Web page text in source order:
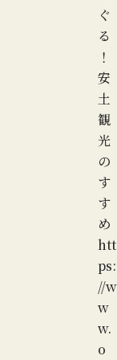
ぐ
る
！
安
土
観
光
の
す
す
め
htt
ps:
//w
w
w.
o